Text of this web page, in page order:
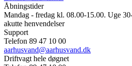
Åbningstider
Mandag - fredag kl. 08.00-15.00. Uge
akutte henvendelser
Support
Telefon 89 47 10 00
aarhusvand@aarhusvand.dk
Driftvagt hele døgnet